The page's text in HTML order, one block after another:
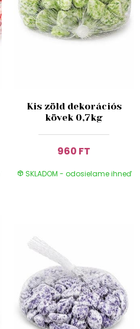
Kis zöld dekorációs
kövek 0,7kg
960 FT
SKLADOM - odosielame ihneď